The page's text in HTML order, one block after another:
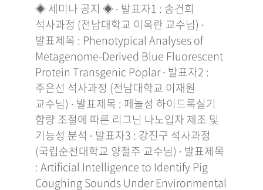
◈ 세미나 공지 ◈ ∙ 발표자1 : 송건희
석사과정 (전남대학교 이옥란 교수님) ∙
발표제목 : Phenotypical Analyses of
Metagenome-Derived Blue Fluorescent
Protein Transgenic Poplar ∙ 발표자2 :
주은선 석사과정 (전남대학교 이재원
교수님) ∙ 발표제목 : 페놀성 하이드록실기
함량 조절에 따른 리그닌 나노입자 제조 및
기능성 분석 ∙ 발표자3 : 강진구 석사과정
(국립순천대학교 양철주 교수님) ∙ 발표제목
: Artificial Intelligence to Identify Pig
Coughing Sounds Under Environmental